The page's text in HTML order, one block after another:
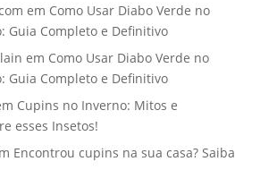
em Como Usar Diabo Verde no
Guia Completo e Definitivo
em Como Usar Diabo Verde no
Guia Completo e Definitivo
Cupins no Inverno: Mitos e
esses Insetos!
Encontrou cupins na sua casa? Saiba